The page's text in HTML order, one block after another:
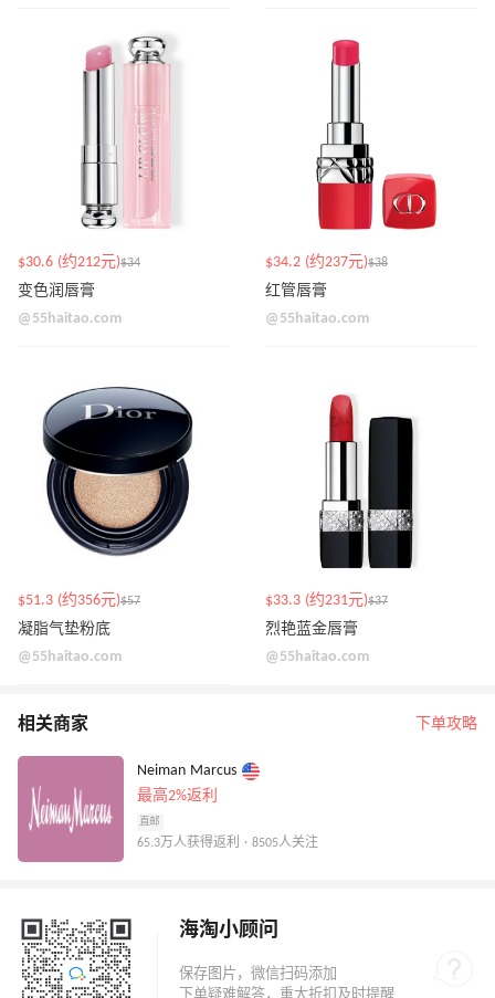
$30.6 (约212元)$34
变色润唇膏
@55haitao.com
$34.2 (约237元)$38
红管唇膏
@55haitao.com
$51.3 (约356元)$57
凝脂气垫粉底
@55haitao.com
$33.3 (约231元)$37
烈艳蓝金唇膏
@55haitao.com
相关商家 下单攻略
Neiman Marcus
最高2%返利
直邮
65.3万人获得返利 · 8505人关注
海淘小顾问